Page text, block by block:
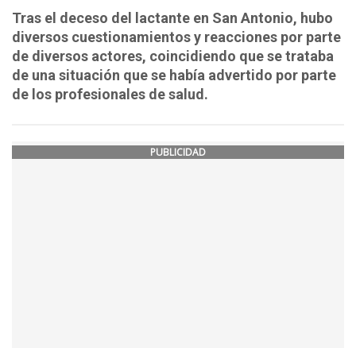
Tras el deceso del lactante en San Antonio, hubo
diversos cuestionamientos y reacciones por parte
de diversos actores, coincidiendo que se trataba
de una situación que se había advertido por parte
de los profesionales de salud.
PUBLICIDAD